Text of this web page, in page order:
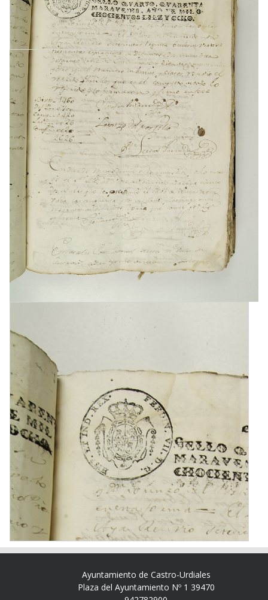
Ayuntamiento de Castro-Urdiales
Plaza del Ayuntamiento Nº 1 39470